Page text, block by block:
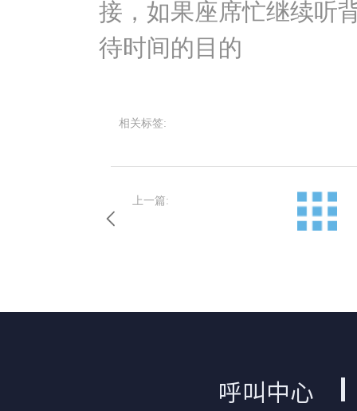
接，如果座席忙继续听
待时间的目的
相关标签:
上一篇:
呼叫中心